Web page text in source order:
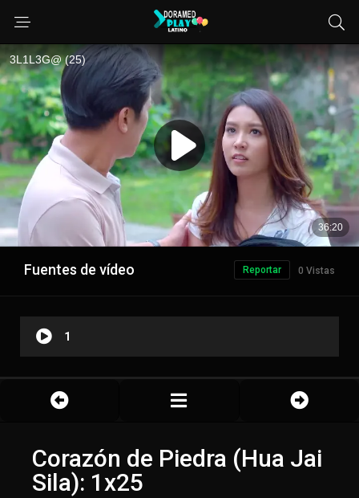
Fuentes de vídeo 0 Vistas
Reportar
1
Corazón de Piedra (Hua Jai
Sila): 1x25